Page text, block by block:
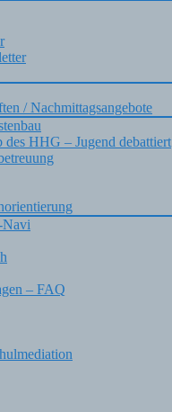
/ Nachmittagsangebote
des HHG – Jugend debattiert
Navi
– FAQ